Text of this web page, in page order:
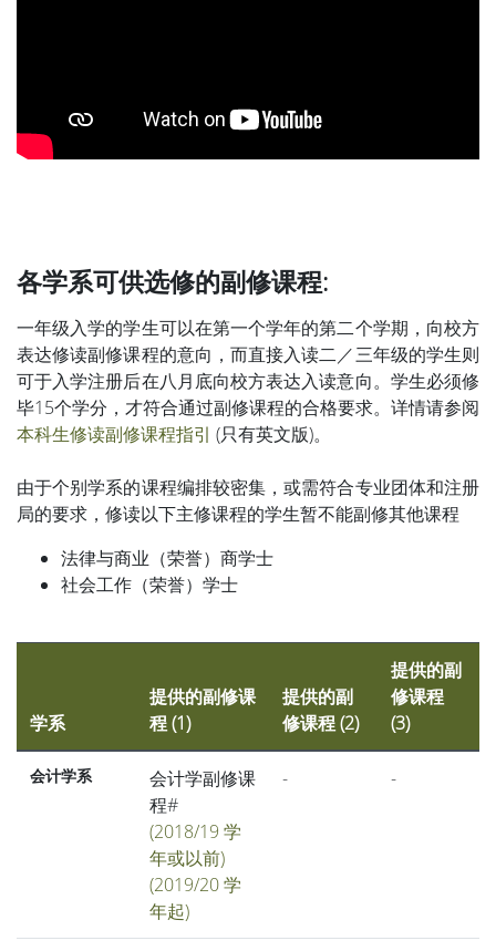
各学系可供选修的副修课程:
一年级入学的学生可以在第一个学年的第二个学期，向校方
表达修读副修课程的意向，而直接入读二／三年级的学生则
可于入学注册后在八月底向校方表达入读意向。学生必须修
毕15个学分，才符合通过副修课程的合格要求。详情请参阅
本科生修读副修课程指引 (只有英文版)。
由于个别学系的课程编排较密集，或需符合专业团体和注册
局的要求，修读以下主修课程的学生暂不能副修其他课程
法律与商业（荣誉）商学士
社会工作（荣誉）学士
学系
提供的副修课
程 (1)
提供的副
修课程 (2)
提供的副
修课程
(3)
会计学系
会计学副修课
程#
(2018/19 学
年或以前)
(2019/20 学
年起)
- -